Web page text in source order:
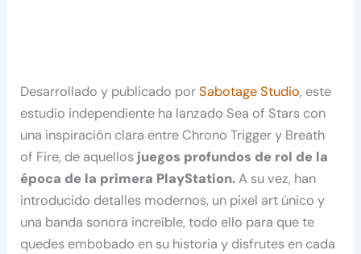
Desarrollado y publicado porSabotage Studio, este
estudio independiente ha lanzado Sea of Stars con
una inspiración clara entre Chrono Trigger y Breath
of Fire, de aquellos juegos profundos de rol de la
época de la primera PlayStation.A su vez, han
introducido detalles modernos, un pixel art único y
una banda sonora increíble, todo ello para que te
quedes embobado en su historia y disfrutes en cada